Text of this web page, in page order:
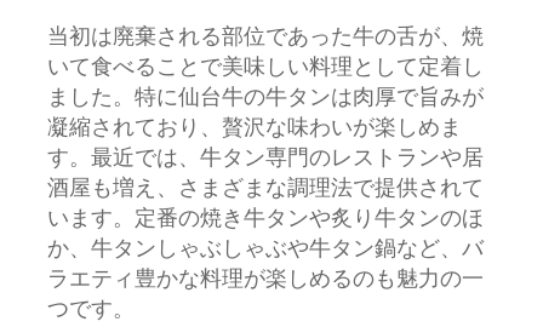
当初は廃棄される部位であった牛の舌が、焼
いて食べることで美味しい料理として定着し
ました。特に仙台牛の牛タンは肉厚で旨みが
凝縮されており、贅沢な味わいが楽しめま
す。最近では、牛タン専門のレストランや居
酒屋も増え、さまざまな調理法で提供されて
います。定番の焼き牛タンや炙り牛タンのほ
か、牛タンしゃぶしゃぶや牛タン鍋など、バ
ラエティ豊かな料理が楽しめるのも魅力の一
つです。